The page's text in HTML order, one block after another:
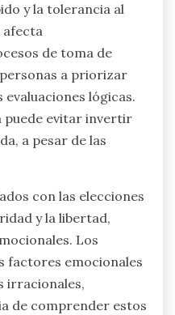
y la tolerancia al
afecta
de toma de
a priorizar
lógicas.
puede evitar invertir
a pesar de las
con las elecciones
y la libertad,
Los
factores emocionales
irracionales,
de comprender estos